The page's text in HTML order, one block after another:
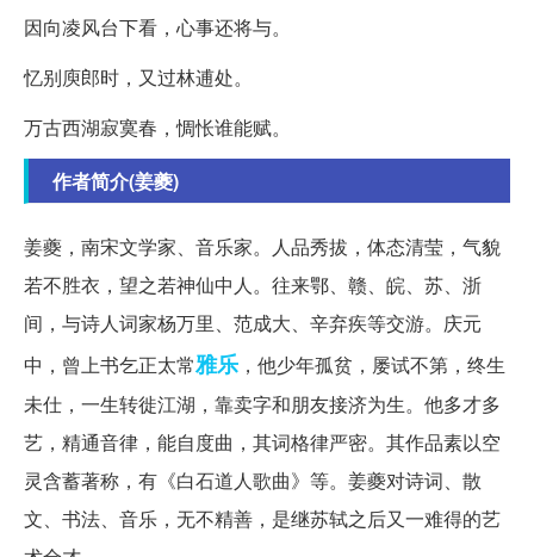
因向凌风台下看，心事还将与。
忆别庾郎时，又过林逋处。
万古西湖寂寞春，惆怅谁能赋。
作者简介(姜夔)
姜夔，南宋文学家、音乐家。人品秀拔，体态清莹，气貌
若不胜衣，望之若神仙中人。往来鄂、赣、皖、苏、浙
间，与诗人词家杨万里、范成大、辛弃疾等交游。庆元
中，曾上书乞正太常雅乐 ，他少年孤贫，屡试不第，终生
未仕，一生转徙江湖，靠卖字和朋友接济为生。他多才多
艺，精通音律，能自度曲，其词格律严密。其作品素以空
灵含蓄著称，有《白石道人歌曲》等。姜夔对诗词、散
文、书法、音乐，无不精善，是继苏轼之后又一难得的艺